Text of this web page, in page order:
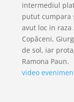
intermediul
putut cumpara
avut loc in raza
Copăceni,
de sol, iar
Ramona Paun.
video